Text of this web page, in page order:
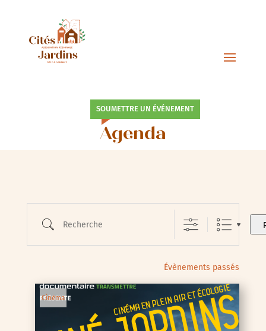
SOUMETTRE UN ÉVÉNEMENT
Agenda
Évènements passés
Cinéma